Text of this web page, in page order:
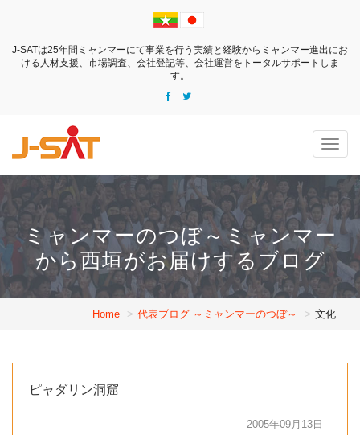
J-SATは25年間ミャンマーにて事業を行う実績と経験からミャンマー進出にお
ける 人材支援、市場調査、会社登記等、会社運営をトータルサポートしま
す。
ミャンマーのつぼ～ミャンマー
から西垣がお届けするブログ
Home 代表ブログ ～ミャンマーのつぼ～ 文化
ピャダリン洞窟
2005年09月13日